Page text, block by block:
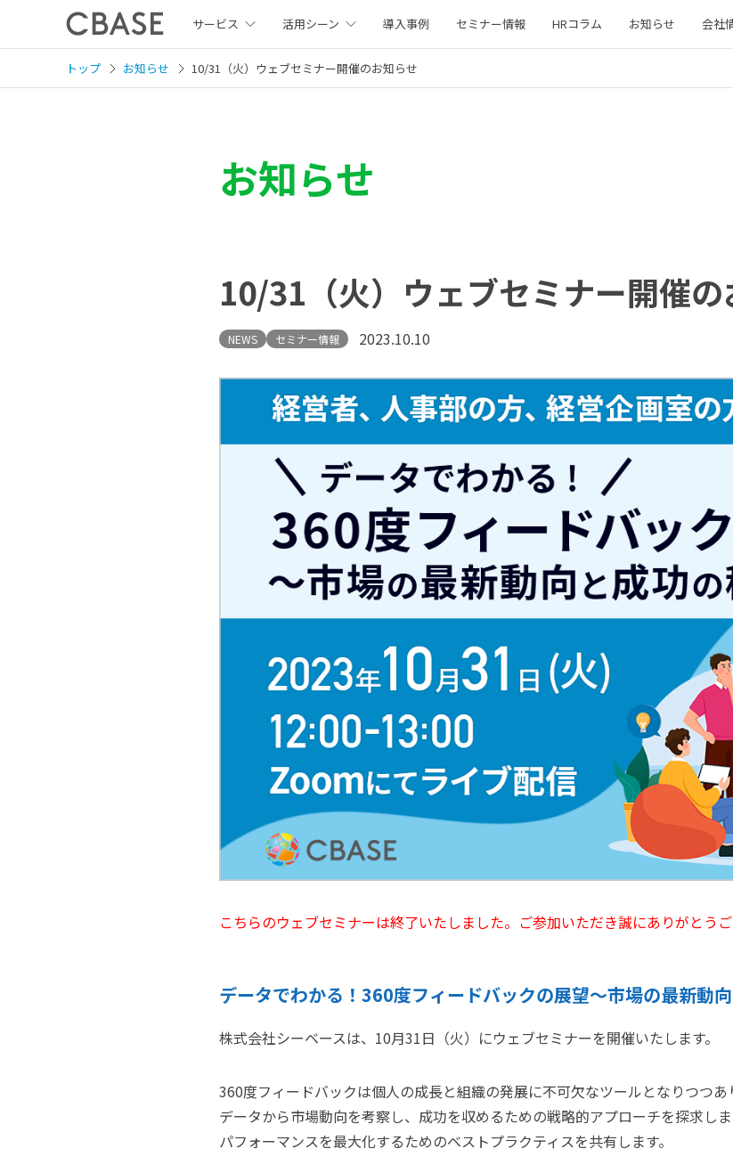
サービス 活用シーン 導入事例 セミナー情報 HRコラム お知らせ 会社
トップ お知らせ 10/31（火）ウェブセミナー開催のお知らせ
お知らせ
10/31（火）ウェブセミナー開催の
NEWS セミナー情報 2023.10.10
こちらのウェブセミナーは終了いたしました。ご参加いただき誠にありがとうご
データでわかる！360度フィードバックの展望〜市場の最新動
株式会社シーベースは、10月31日（火）にウェブセミナーを開催いたします。
360度フィードバックは個人の成長と組織の発展に不可欠なツールとなりつつ
データから市場動向を考察し、成功を収めるための戦略的アプローチを探求し
パフォーマンスを最大化するためのベストプラクティスを共有します。